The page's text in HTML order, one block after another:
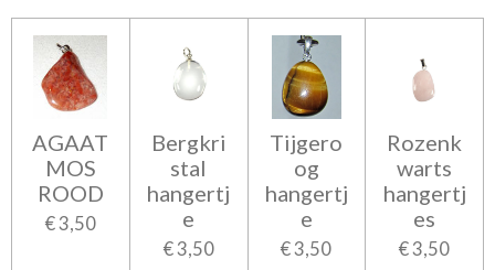
AGAAT
MOS
ROOD
€ 3,50
Bergkri
stal
hangertj
e
€ 3,50
Tijgero
og
hangertj
e
€ 3,50
Rozenk
warts
hangertj
es
€ 3,50